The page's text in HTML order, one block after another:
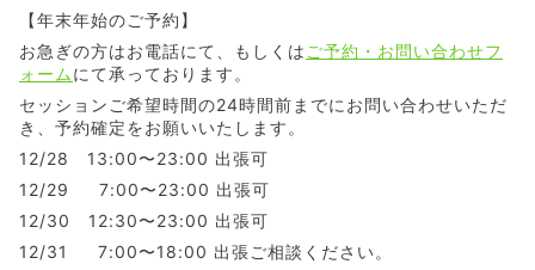
【年末年始のご予約】
お急ぎの方はお電話にて、もしくは ご予約・お問い合わせフ
ォーム にて承っております。
セッションご希望時間の24時間前までにお問い合わせいただ
き、予約確定をお願いいたします。
12/28 13:00〜23:00 出張可
12/29 7:00〜23:00 出張可
12/30 12:30〜23:00 出張可
12/31 7:00〜18:00 出張ご相談ください。